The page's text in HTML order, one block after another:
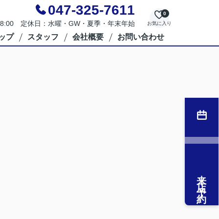
047-325-7611
定休日：水曜・GW・夏季・年末年始 お気に入り
0
プ スタッフ 会社概要 お問い合わせ
来店予約